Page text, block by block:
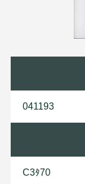
041193
C3ﾀ70